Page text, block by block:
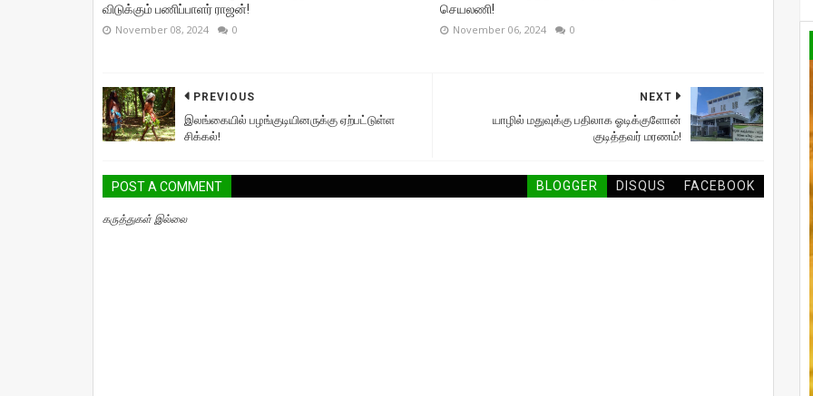
விடுக்கும் பணிப்பாளர் ராஜன்!
November 08, 2024 0
செயலணி!
November 06, 2024 0
NEXT
யாழில் மதுவுக்கு பதிலாக ஓடிக்குளோன்
குடித்தவர் மரணம்!
PREVIOUS
இலங்கையில் பழங்குடியினருக்கு ஏற்பட்டுள்ள
சிக்கல்!
POST A COMMENT BLOGGER DISQUS FACEBOOK
கருத்துகள் இல்லை